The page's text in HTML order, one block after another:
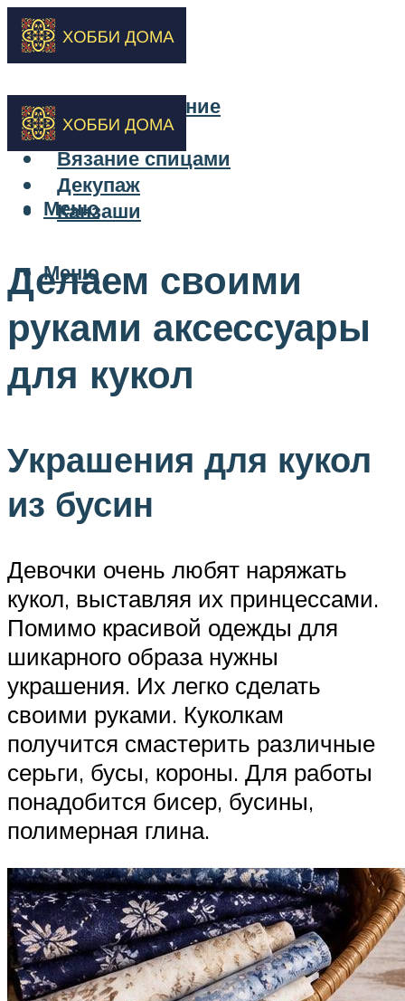
Бисероплетение
Вышивка
Вязание спицами
Декупаж
Канзаши
Меню
Меню
Делаем своими
руками аксессуары
для кукол
Украшения для кукол
из бусин
Девочки очень любят наряжать
кукол, выставляя их принцессами.
Помимо красивой одежды для
шикарного образа нужны
украшения. Их легко сделать
своими руками. Куколкам
получится смастерить различные
серьги, бусы, короны. Для работы
понадобится бисер, бусины,
полимерная глина.